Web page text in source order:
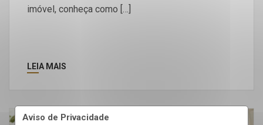
Aviso de Privacidade
imóvel, conheça como […]
LEIA MAIS